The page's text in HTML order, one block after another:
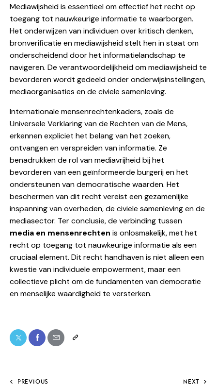
Mediawijsheid is essentieel om effectief het recht op
toegang tot nauwkeurige informatie te waarborgen.
Het onderwijzen van individuen over kritisch denken,
bronverificatie en mediawijsheid stelt hen in staat om
onderscheidend door het informatielandschap te
navigeren. De verantwoordelijkheid om mediawijsheid te
bevorderen wordt gedeeld onder onderwijsinstellingen,
mediaorganisaties en de civiele samenleving.
Internationale mensenrechtenkaders, zoals de
Universele Verklaring van de Rechten van de Mens,
erkennen expliciet het belang van het zoeken,
ontvangen en verspreiden van informatie. Ze
benadrukken de rol van mediavrijheid bij het
bevorderen van een geïnformeerde burgerij en het
ondersteunen van democratische waarden. Het
beschermen van dit recht vereist een gezamenlijke
inspanning van overheden, de civiele samenleving en de
mediasector. Ter conclusie, de verbinding tussen
media en mensenrechten is onlosmakelijk, met het
recht op toegang tot nauwkeurige informatie als een
cruciaal element. Dit recht handhaven is niet alleen een
kwestie van individuele empowerment, maar een
collectieve plicht om de fundamenten van democratie
en menselijke waardigheid te versterken.
PREVIOUS NEXT